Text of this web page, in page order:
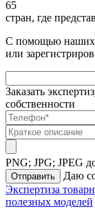
65
стран, где
С помощью наших
или
Заказать
собственности
PNG; JPG; JPEG
Отправить Даю
Экспертиза
полезных моделей